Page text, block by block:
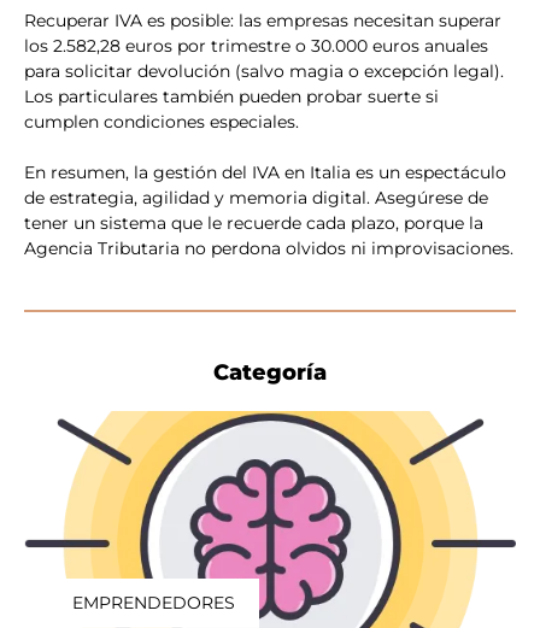
Recuperar IVA es posible: las empresas necesitan superar
los 2.582,28 euros por trimestre o 30.000 euros anuales
para solicitar devolución (salvo magia o excepción legal).
Los particulares también pueden probar suerte si
cumplen condiciones especiales.
En resumen, la gestión del IVA en Italia es un espectáculo
de estrategia, agilidad y memoria digital. Asegúrese de
tener un sistema que le recuerde cada plazo, porque la
Agencia Tributaria no perdona olvidos ni improvisaciones.
Categoría
EMPRENDEDORES